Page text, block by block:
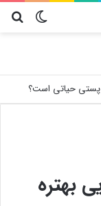
تغییر
پستی حیاتی است؟
بهتره